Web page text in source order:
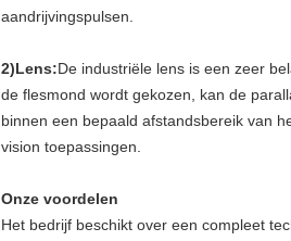
aandrijvingspulsen.
2)Lens:De industriële lens is een zeer
de flesmond wordt gekozen, kan de
binnen een bepaald afstandsbereik van
vision toepassingen.
Onze voordelen
Het bedrijf beschikt over een compleet